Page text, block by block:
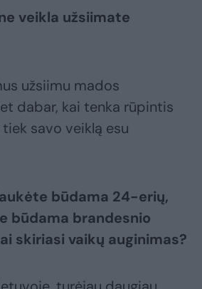
veikla užsiimate
užsiimu mados
dabar, kai tenka rūpintis
savo veiklą esu
būdama 24-erių,
būdama brandesnio
skiriasi vaikų auginimas?